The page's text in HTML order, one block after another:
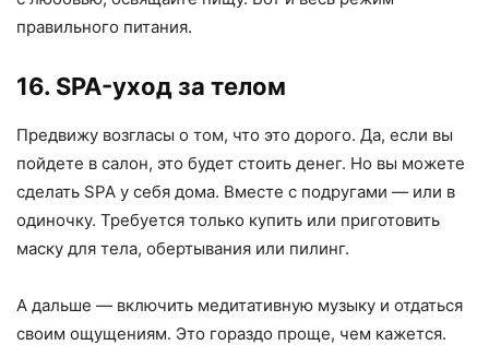
правильного питания.
16. SPA-уход за телом
Предвижу возгласы о том, что это дорого. Да, если вы
пойдете в салон, это будет стоить денег. Но вы можете
сделать SPA у себя дома. Вместе с подругами — или в
одиночку. Требуется только купить или приготовить
маску для тела, обертывания или пилинг.
А дальше — включить медитативную музыку и отдаться
своим ощущениям. Это гораздо проще, чем кажется.